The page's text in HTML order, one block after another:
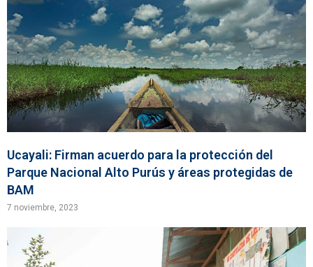
Ucayali: Firman acuerdo para la protección del
Parque Nacional Alto Purús y áreas protegidas de
BAM
7 noviembre, 2023